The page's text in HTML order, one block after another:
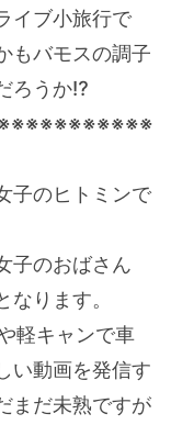
イブ小旅行で
もバモスの調子
ろうか⁉
子のヒトミンで
子のおばさん
ります。
軽キャンで車
い動画を発信す
まだ未熟ですが